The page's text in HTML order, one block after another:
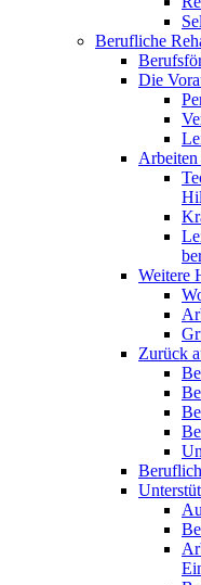
Berufliche
Die
Weitere
Zurück